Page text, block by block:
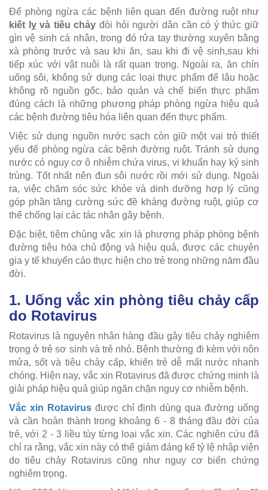
Để phòng ngừa các bệnh liên quan đến đường ruột như
kiết lỵ và tiêu chảy đòi hỏi người dân cần có ý thức giữ
gìn vệ sinh cá nhân, trong đó rửa tay thường xuyên bằng
xà phòng trước và sau khi ăn, sau khi đi vệ sinh,sau khi
tiếp xúc với vật nuôi là rất quan trọng. Ngoài ra, ăn chín
uống sôi, không sử dụng các loại thực phẩm để lâu hoặc
không rõ nguồn gốc, bảo quản và chế biến thực phẩm
đúng cách là những phương pháp phòng ngừa hiệu quả
các bệnh đường tiêu hóa liên quan đến thực phẩm.
Việc sử dụng nguồn nước sạch còn giữ một vai trò thiết
yếu để phòng ngừa các bệnh đường ruột. Tránh sử dụng
nước có nguy cơ ô nhiễm chứa virus, vi khuẩn hay ký sinh
trùng. Tốt nhất nên đun sôi nước rồi mới sử dụng. Ngoài
ra, việc chăm sóc sức khỏe và dinh dưỡng hợp lý cũng
góp phần tăng cường sức đề kháng đường ruột, giúp cơ
thể chống lại các tác nhân gây bệnh.
Đặc biệt, tiêm chủng vắc xin là phương pháp phòng bệnh
đường tiêu hóa chủ động và hiệu quả, được các chuyên
gia y tế khuyến cáo thực hiện cho trẻ trong những năm đầu
đời.
1. Uống vắc xin phòng tiêu chảy cấp
do Rotavirus
Rotavirus là nguyên nhân hàng đầu gây tiêu chảy nghiêm
trọng ở trẻ sơ sinh và trẻ nhỏ. Bệnh thường đi kèm với nôn
mửa, sốt và tiêu chảy cấp, khiến trẻ dễ mất nước nhanh
chóng. Hiện nay, vắc xin Rotavirus đã được chứng minh là
giải pháp hiệu quả giúp ngăn chặn nguy cơ nhiễm bệnh.
Vắc xin Rotavirusđược chỉ định dùng qua đường uống
và cần hoàn thành trong khoảng 6 - 8 tháng đầu đời của
trẻ, với 2 - 3 liều tùy từng loại vắc xin. Các nghiên cứu đã
chỉ ra rằng, vắc xin này có thể giảm đáng kể tỷ lệ nhập viện
do tiêu chảy Rotavirus cũng như nguy cơ biến chứng
nghiêm trọng.